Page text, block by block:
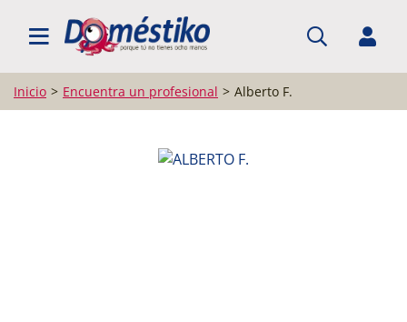
BUSCAR PROFESIONALES
Inicio Encuentra un profesional Alberto F.